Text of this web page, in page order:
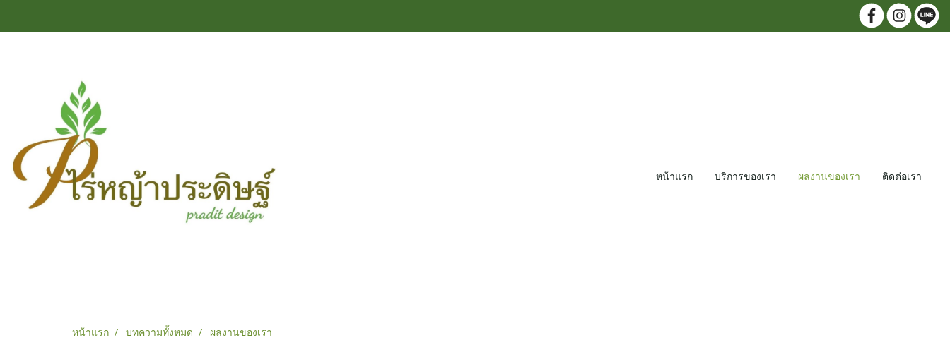
หน้าแรก บริการของเรา ผลงานของเรา ติดต่อเรา
หน้าแรก บทความทั้งหมด ผลงานของเรา